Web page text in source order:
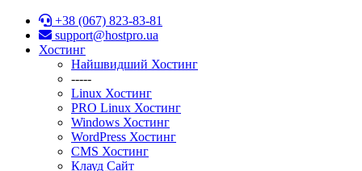
+38 (067) 823-83-81
support@hostpro.ua
Хостинг
Найшвидший Хостинг
-----
Linux Хостинг
PRO Linux Хостинг
Windows Хостинг
WordPress Хостинг
CMS Хостинг
Клауд Сайт